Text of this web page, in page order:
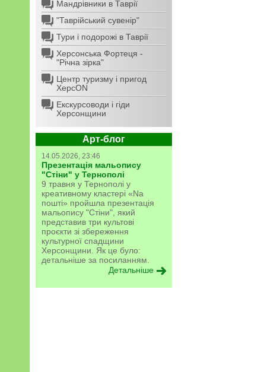
Мандрівники в Таврії
"Таврійський сувенір"
Тури і подорожі в Таврії
Херсонська Фортеця -
"Річна зірка"
Центр туризму і пригод
ХерсON
Екскурсоводи і гіди
Херсонщини
Арт-блог
14.05.2026, 23:46
Презентація мальопису
"Стіни" у Тернополі
9 травня у Тернополі у
креативному кластері «Na
пошті» пройшла презентація
мальопису "Стіни", який
представив три культові
проєкти зі збереження
культурної спадщини
Херсонщини. Як це було:
детальніше за посиланням.
Детальніше